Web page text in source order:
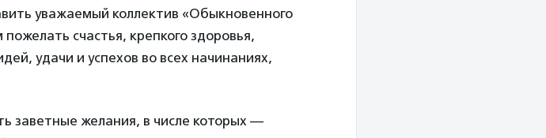
уважаемый коллектив «Обыкновенного
счастья, крепкого здоровья,
удачи и успехов во всех начинаниях,
заветные желания, в числе которых —